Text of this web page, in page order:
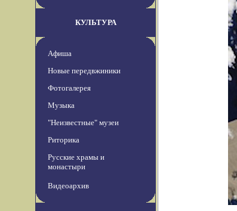
КУЛЬТУРА
Афиша
Новые передвжиники
Фотогалерея
Музыка
"Неизвестные" музеи
Риторика
Русские храмы и
монастыри
Видеоархив